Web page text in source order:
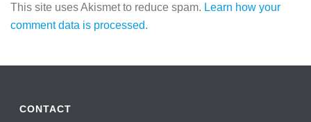
This site uses Akismet to reduce spam. Learn how your
comment data is processed.
CONTACT